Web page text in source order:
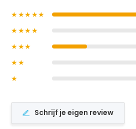
★★★★★
★★★★
★★★
★★
★
Schrijf je eigen review